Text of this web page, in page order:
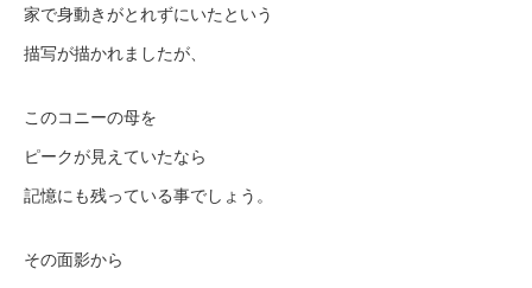
家で身動きがとれずにいたという
描写が描かれましたが、
このコニーの母を
ピークが見えていたなら
記憶にも残っている事でしょう。
その面影から